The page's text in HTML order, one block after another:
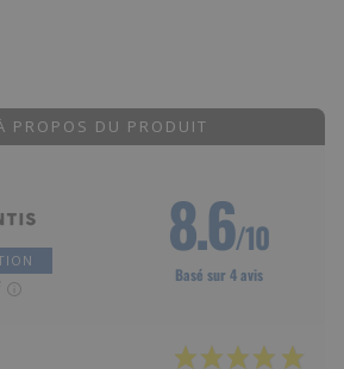
PROPOS DU PRODUIT
8.6/10
Basé sur 4 avis